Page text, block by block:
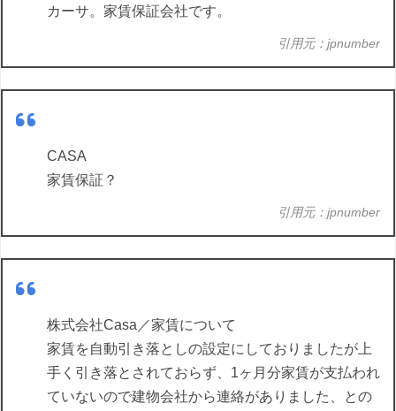
カーサ。家賃保証会社です。
引用元：jpnumber
CASA
家賃保証？
引用元：jpnumber
株式会社Casa／家賃について
家賃を自動引き落としの設定にしておりましたが上
手く引き落とされておらず、1ヶ月分家賃が支払われ
ていないので建物会社から連絡がありました、との